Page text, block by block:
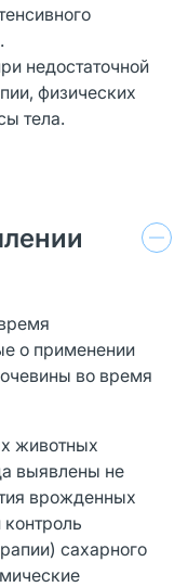
недостаточной
физических
тела.
о применении
во время
животных
выявлены не
врожденных
сахарного